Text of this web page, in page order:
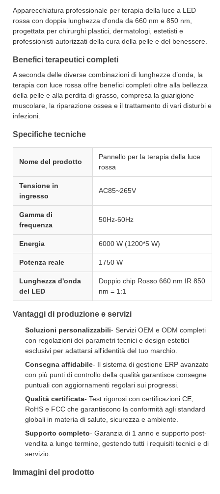
Apparecchiatura professionale per terapia della luce a LED
rossa con doppia lunghezza d'onda da 660 nm e 850 nm,
progettata per chirurghi plastici, dermatologi, estetisti e
professionisti autorizzati della cura della pelle e del benessere.
Benefici terapeutici completi
A seconda delle diverse combinazioni di lunghezze d’onda, la
terapia con luce rossa offre benefici completi oltre alla bellezza
della pelle e alla perdita di grasso, compresa la guarigione
muscolare, la riparazione ossea e il trattamento di vari disturbi e
infezioni.
Specifiche tecniche
Nome del prodotto
Pannello per la terapia della luce
rossa
Tensione in
ingresso
AC85~265V
Gamma di
frequenza
50Hz-60Hz
Energia 6000 W (1200*5 W)
Potenza reale 1750 W
Lunghezza d'onda
del LED
Doppio chip Rosso 660 nm IR 850
nm = 1:1
Vantaggi di produzione e servizi
Soluzioni personalizzabili- Servizi OEM e ODM completi
con regolazioni dei parametri tecnici e design estetici
esclusivi per adattarsi all'identità del tuo marchio.
Consegna affidabile- Il sistema di gestione ERP avanzato
con più punti di controllo della qualità garantisce consegne
puntuali con aggiornamenti regolari sui progressi.
Qualità certificata- Test rigorosi con certificazioni CE,
RoHS e FCC che garantiscono la conformità agli standard
globali in materia di salute, sicurezza e ambiente.
Supporto completo- Garanzia di 1 anno e supporto post-
vendita a lungo termine, gestendo tutti i requisiti tecnici e di
servizio.
Immagini del prodotto